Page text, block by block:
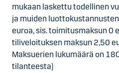
mukaan laskettu todellinen
ja muiden
euroa, sis. toimitusmaksun 0
tiliveloituksen maksun 2,50
Maksuerien lukumäärä on
tilanteesta)